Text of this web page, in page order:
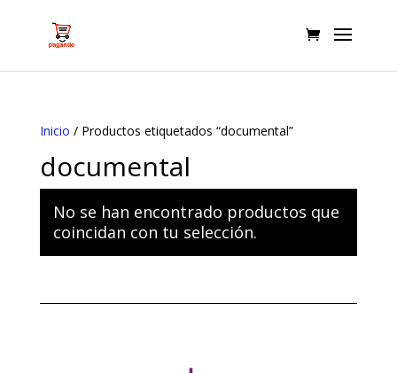
Inicio / Productos etiquetados “documental”
documental
No se han encontrado productos que
coincidan con tu selección.